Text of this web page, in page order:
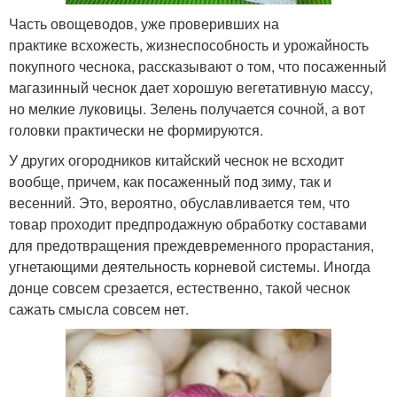
Часть овощеводов, уже проверивших на
практике всхожесть, жизнеспособность и урожайность
покупного чеснока, рассказывают о том, что посаженный
магазинный чеснок дает хорошую вегетативную массу,
но мелкие луковицы. Зелень получается сочной, а вот
головки практически не формируются.
У других огородников китайский чеснок не всходит
вообще, причем, как посаженный под зиму, так и
весенний. Это, вероятно, обуславливается тем, что
товар проходит предпродажную обработку составами
для предотвращения преждевременного прорастания,
угнетающими деятельность корневой системы. Иногда
донце совсем срезается, естественно, такой чеснок
сажать смысла совсем нет.